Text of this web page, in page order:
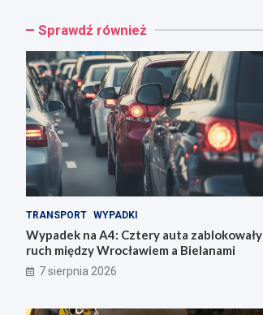
Sprawdź również
TRANSPORT WYPADKI
Wypadek na A4: Cztery auta zablokowały
ruch między Wrocławiem a Bielanami
7 sierpnia 2026